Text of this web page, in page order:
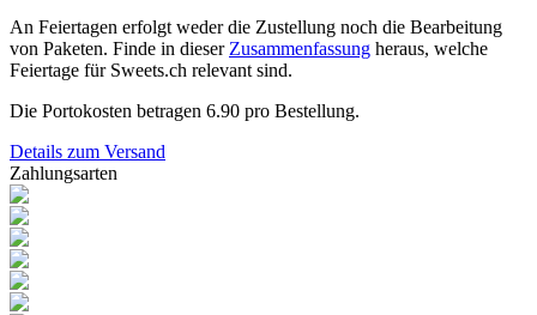
An Feiertagen erfolgt weder die Zustellung noch die Bearbeitung
von Paketen. Finde in dieser Zusammenfassung heraus, welche
Feiertage für Sweets.ch relevant sind.
Die Portokosten betragen 6.90 pro Bestellung.
Details zum Versand
Zahlungsarten